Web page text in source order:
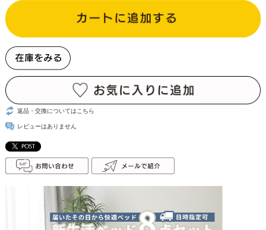
返品・交換についてはこちら
レビューはありません